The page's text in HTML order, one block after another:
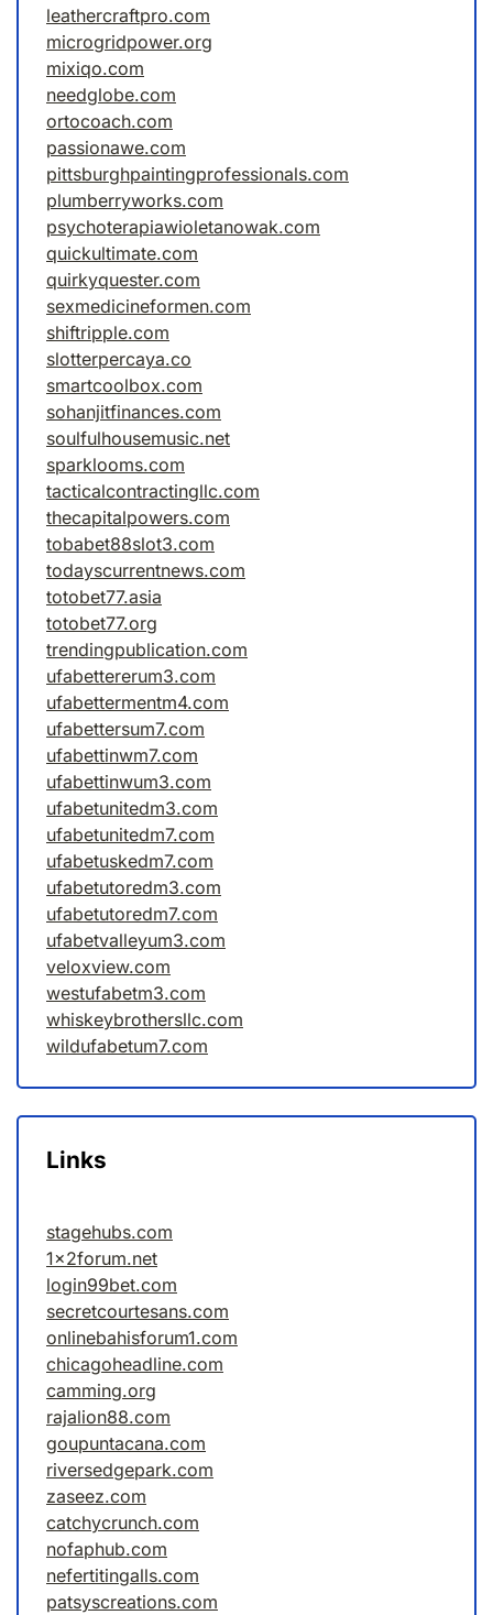
leathercraftpro.com
microgridpower.org
mixiqo.com
needglobe.com
ortocoach.com
passionawe.com
pittsburghpaintingprofessionals.com
plumberryworks.com
psychoterapiawioletanowak.com
quickultimate.com
quirkyquester.com
sexmedicineformen.com
shiftripple.com
slotterpercaya.co
smartcoolbox.com
sohanjitfinances.com
soulfulhousemusic.net
sparklooms.com
tacticalcontractingllc.com
thecapitalpowers.com
tobabet88slot3.com
todayscurrentnews.com
totobet77.asia
totobet77.org
trendingpublication.com
ufabettererum3.com
ufabettermentm4.com
ufabettersum7.com
ufabettinwm7.com
ufabettinwum3.com
ufabetunitedm3.com
ufabetunitedm7.com
ufabetuskedm7.com
ufabetutoredm3.com
ufabetutoredm7.com
ufabetvalleyum3.com
veloxview.com
westufabetm3.com
whiskeybrothersllc.com
wildufabetum7.com
Links
stagehubs.com
1x2forum.net
login99bet.com
secretcourtesans.com
onlinebahisforum1.com
chicagoheadline.com
camming.org
rajalion88.com
goupuntacana.com
riversedgepark.com
zaseez.com
catchycrunch.com
nofaphub.com
nefertitingalls.com
patsyscreations.com